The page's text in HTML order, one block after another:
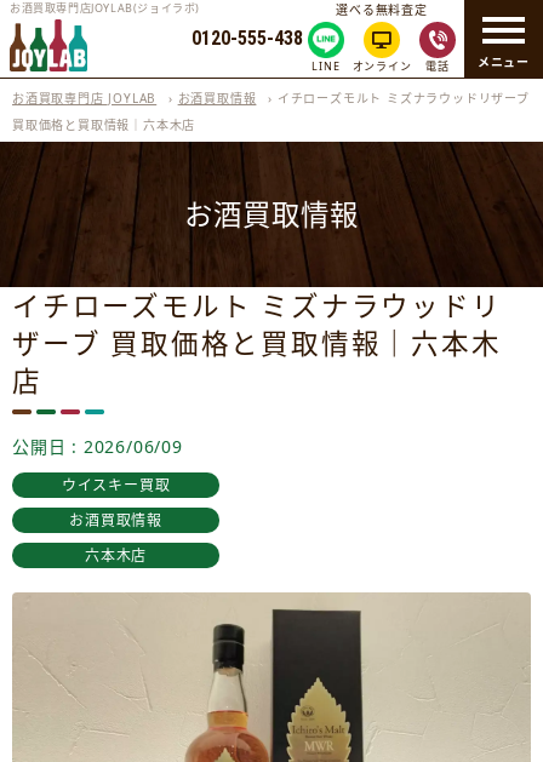
メニュー
お酒買取専門店JOYLAB(ジョイラボ)
0120-555-438
選べる無料査定
LINE オンライン 電話
お酒買取専門店 JOYLAB › お酒買取情報 › イチローズモルト ミズナラウッドリザーブ
買取価格と買取情報｜六本木店
お酒買取情報
イチローズモルト ミズナラウッドリ
ザーブ 買取価格と買取情報｜六本木
店
公開日 : 2026/06/09
ウイスキー買取
お酒買取情報
六本木店